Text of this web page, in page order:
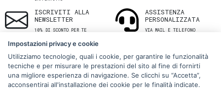
ISCRIVITI ALLA
NEWSLETTER
10% DI SCONTO PER TE
ASSISTENZA
PERSONALIZZATA
VIA MAIL E TELEFONO
Impostazioni privacy e cookie
Utilizziamo tecnologie, quali i cookie, per garantire le funzionalità
tecniche e per misurare le prestazioni del sito al fine di fornirti
una migliore esperienza di navigazione. Se clicchi su “Accetta”,
acconsentirai all'installazione dei cookie per le finalità indicate.